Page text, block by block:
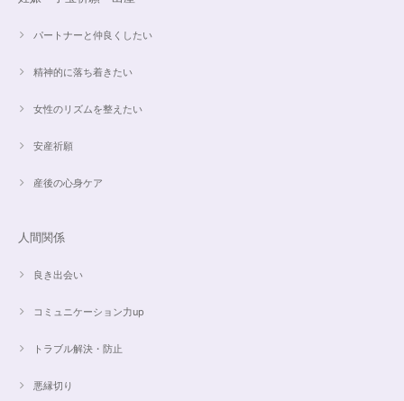
パートナーと仲良くしたい
精神的に落ち着きたい
女性のリズムを整えたい
安産祈願
産後の心身ケア
人間関係
良き出会い
コミュニケーション力up
トラブル解決・防止
悪縁切り